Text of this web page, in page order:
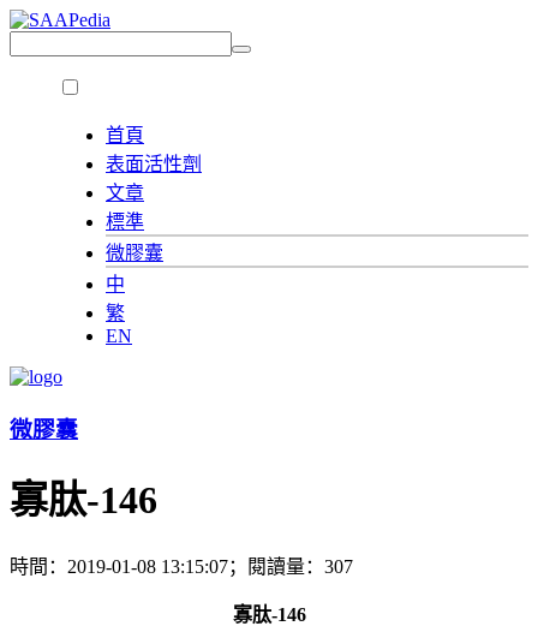
首頁
表面活性劑
文章
標準
微膠囊
中
繁
EN
微膠囊
寡肽-146
時間：2019-01-08 13:15:07；閱讀量：307
寡肽-146